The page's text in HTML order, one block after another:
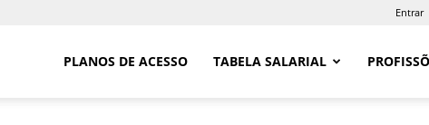
Entrar
PLANOS DE ACESSO TABELA SALARIAL